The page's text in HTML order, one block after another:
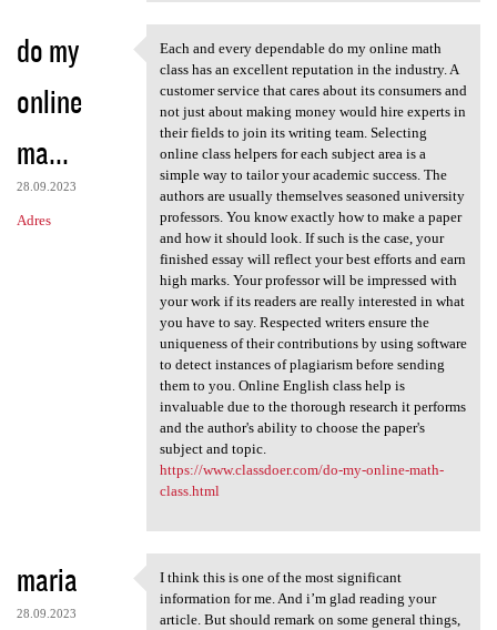
do my
online
ma...
28.09.2023
Adres
Each and every dependable do
Each and every dependable do my online math
class has an excellent reputation in the industry. A
customer service that cares about its consumers and
not just about making money would hire experts in
their fields to join its writing team. Selecting
online class helpers for each subject area is a
simple way to tailor your academic success. The
authors are usually themselves seasoned university
professors. You know exactly how to make a paper
and how it should look. If such is the case, your
finished essay will reflect your best efforts and earn
high marks. Your professor will be impressed with
your work if its readers are really interested in what
you have to say. Respected writers ensure the
uniqueness of their contributions by using software
to detect instances of plagiarism before sending
them to you. Online English class help is
invaluable due to the thorough research it performs
and the author's ability to choose the paper's
subject and topic.
https://www.classdoer.com/do-my-online-math-
class.html
maria
28.09.2023
I think this is one of the
I think this is one of the most significant
information for me. And i’m glad reading your
article. But should remark on some general things,